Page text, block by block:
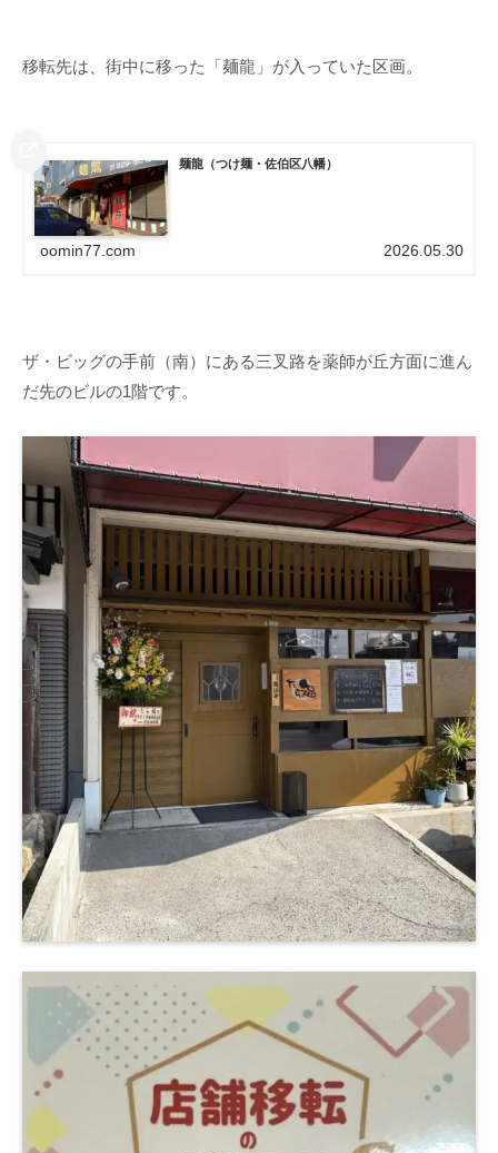
移転先は、街中に移った「麺龍」が入っていた区画。
麺龍（つけ麺・佐伯区八幡）
oomin77.com 2026.05.30
ザ・ビッグの手前（南）にある三叉路を薬師が丘方面に進ん
だ先のビルの1階です。